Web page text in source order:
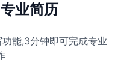
业简历
能,3分钟即可完成专业